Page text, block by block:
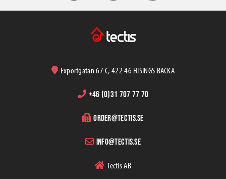
Exportgatan 67 C, 422 46 HISINGS BACKA
+46 (0)31 707 77 70
order@tectis.se
info@tectis.se
Tectis AB